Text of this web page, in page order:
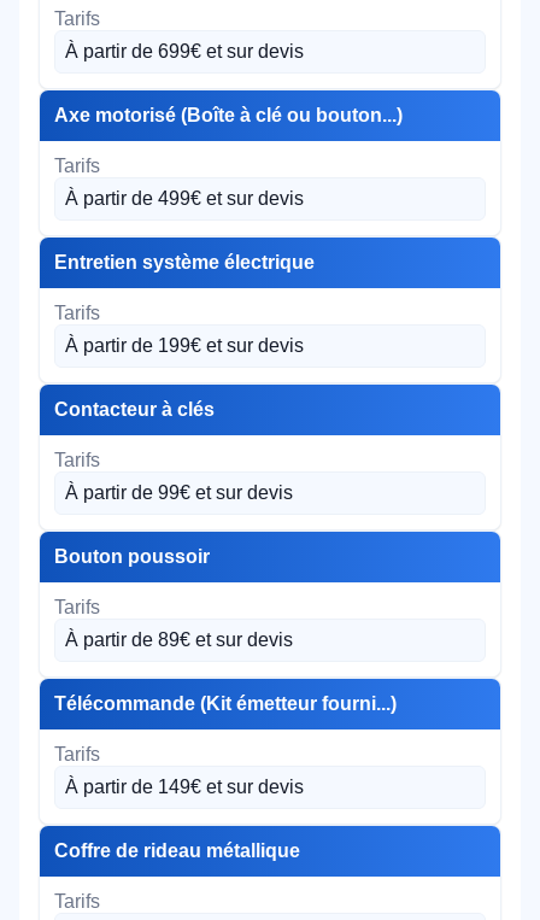
À partir de 699€ et sur devis
Axe motorisé (Boîte à clé ou bouton...)
À partir de 499€ et sur devis
Entretien système électrique
À partir de 199€ et sur devis
Contacteur à clés
À partir de 99€ et sur devis
Bouton poussoir
À partir de 89€ et sur devis
Télécommande (Kit émetteur fourni...)
À partir de 149€ et sur devis
Coffre de rideau métallique